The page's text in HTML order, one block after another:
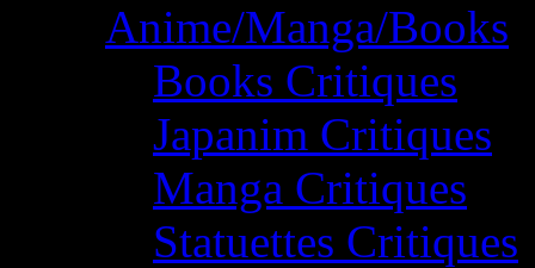
Anime/Manga/Books
Books Critiques
Japanim Critiques
Manga Critiques
Statuettes Critiques